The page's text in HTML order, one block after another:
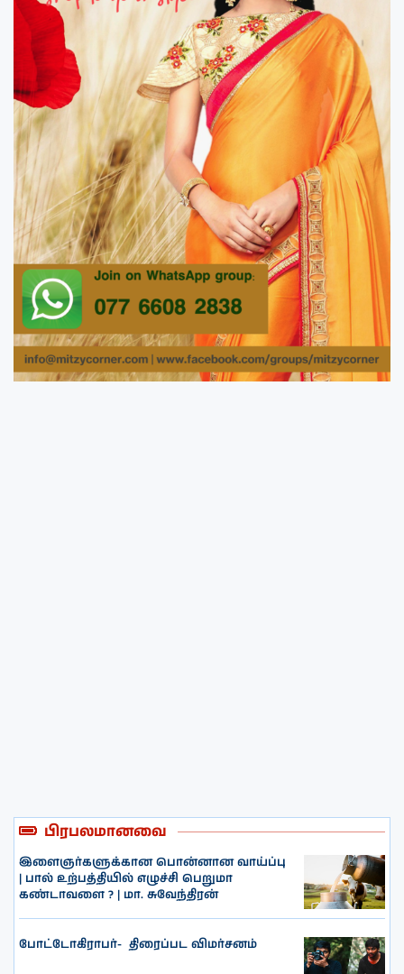
பிரபலமானவை
இளைஞர்களுக்கான பொன்னான வாய்ப்பு
| பால் உற்பத்தியில் எழுச்சி பெறுமா
கண்டாவளை ? | மா. சுவேந்திரன்
போட்டோகிராபர்- ‌ திரைப்பட விமர்சனம்